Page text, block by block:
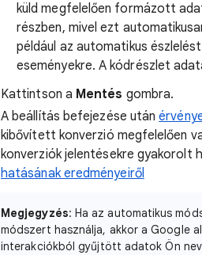
küld megfelelően formázott
részben, mivel ezt
például az automatikus
eseményekre. A kódrészlet
Kattintson a Mentés gombra.
A beállítás befejezése után
kibővített konverzió megfelelően
konverziók jelentésekre
hatásának eredményeiről
Megjegyzés: Ha az automatikus
módszert használja, akkor a Google
interakciókból gyűjtött adatok Ön